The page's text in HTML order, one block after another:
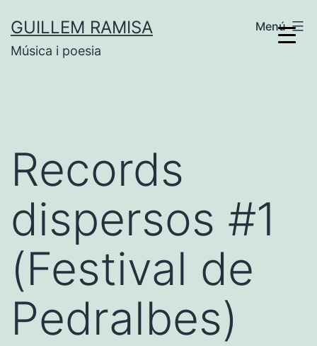
contingut
GUILLEM RAMISA
Música i poesia
Menú
Records
dispersos #1
(Festival de
Pedralbes)